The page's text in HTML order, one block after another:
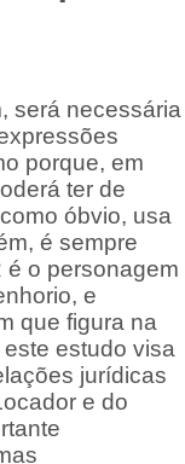
será necessária
porque, em
ter de
óbvio, usa
é sempre
é o personagem
e
que figura na
estudo visa
jurídicas
e do